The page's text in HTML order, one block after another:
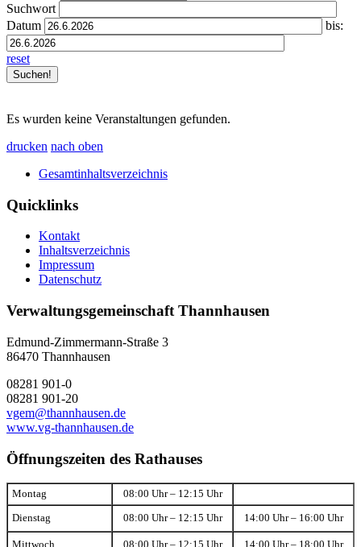
Suchwort
Datum
bis:
reset
Es wurden keine Veranstaltungen gefunden.
drucken nach oben
Gesamtinhaltsverzeichnis
Quicklinks
Kontakt
Inhaltsverzeichnis
Impressum
Datenschutz
Verwaltungsgemeinschaft Thannhausen
Edmund-Zimmermann-Straße 3
86470 Thannhausen
08281 901-0
08281 901-20
vgem@thannhausen.de
www.vg-thannhausen.de
Öffnungszeiten des Rathauses
Montag 08:00 Uhr – 12:15 Uhr
Dienstag 08:00 Uhr – 12:15 Uhr 14:00 Uhr – 16:00 Uhr